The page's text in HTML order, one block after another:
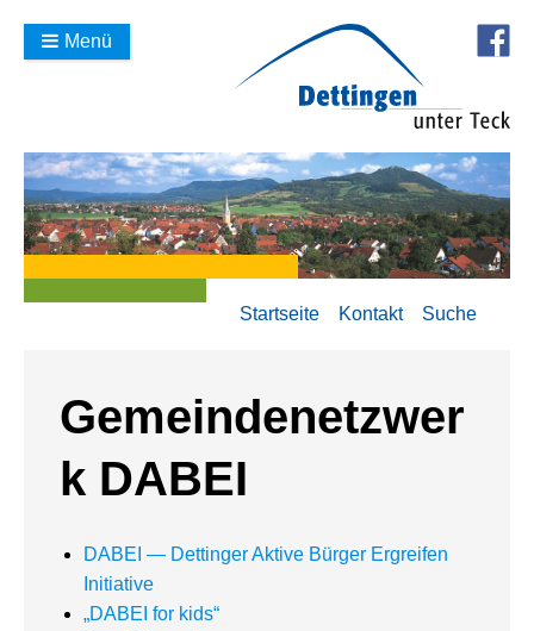
Menü
Startseite Kontakt Suche
Gemeindenetzwer
k DABEI
DABEI — Dettinger Aktive Bürger Ergreifen
Initiative
„DABEI for kids“